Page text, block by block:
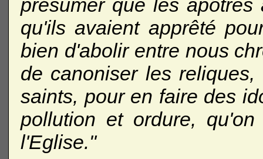
présumer que les
qu'ils avaient apprêté
bien d'abolir entre nous
de canoniser les
saints, pour en faire des
pollution et ordure,
l'Eglise."